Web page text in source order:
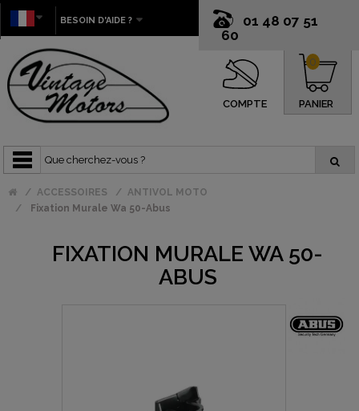
01 48 07 51
60
BESOIN D'AIDE ?
COMPTE PANIER
0
ACCESSOIRES
ANTIVOL MOTO
Fixation Murale Wa 50-Abus
FIXATION MURALE WA 50-
ABUS